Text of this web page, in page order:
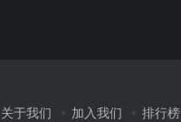
关于我们 加入我们 排行榜